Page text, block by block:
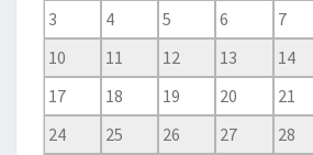
3
4 5 6 7
10
11 12 13 14
17
18 19 20 21
24
25 26 27 28